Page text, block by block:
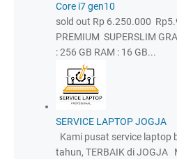
Core i7 gen10
sold out Rp 6.250.000
PREMIUM SUPERSLIM
: 256 GB RAM : 16 GB...
SERVICE LAPTOP JOGJA
Kami pusat service laptop
tahun, TERBAIK di JOGJA